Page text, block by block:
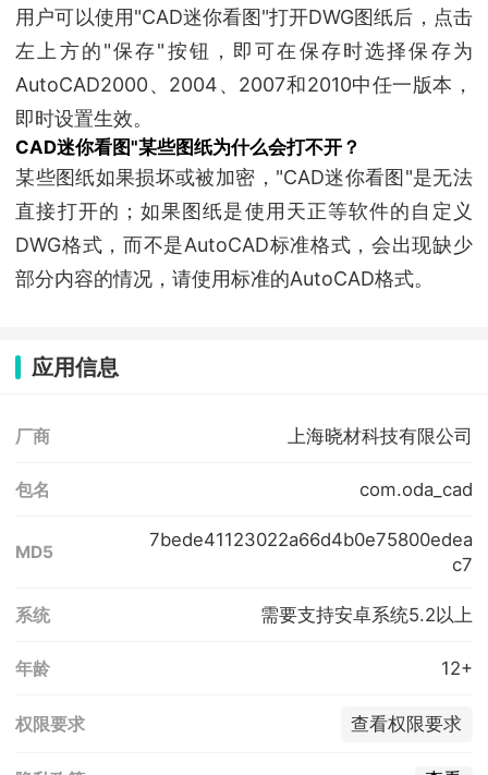
用户可以使用"CAD迷你看图"打开DWG图纸后，点击
左上方的"保存"按钮，即可在保存时选择保存为
AutoCAD2000、2004、2007和2010中任一版本，
即时设置生效。
CAD迷你看图"某些图纸为什么会打不开？
某些图纸如果损坏或被加密，"CAD迷你看图"是无法
直接打开的；如果图纸是使用天正等软件的自定义
DWG格式，而不是AutoCAD标准格式，会出现缺少
部分内容的情况，请使用标准的AutoCAD格式。
应用信息
厂商 上海晓材科技有限公司
包名 com.oda_cad
MD5
7bede41123022a66d4b0e75800edea
c7
系统 需要支持安卓系统5.2以上
年龄 12+
权限要求 查看权限要求